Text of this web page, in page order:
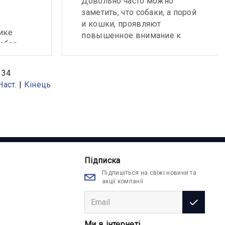
и
заметить, что собаки, а порой
и кошки, проявляют
повышенное внимание к
| Кінець
Підписка
Підпишіться на свіжі новини та
акції компанії